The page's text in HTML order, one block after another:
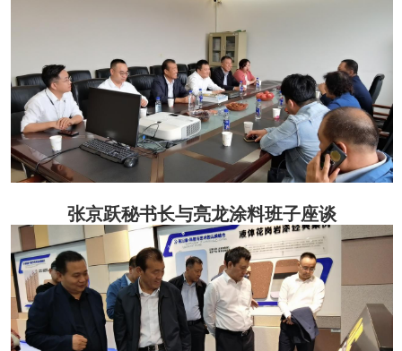
张京跃秘书长与亮龙涂料班子座谈